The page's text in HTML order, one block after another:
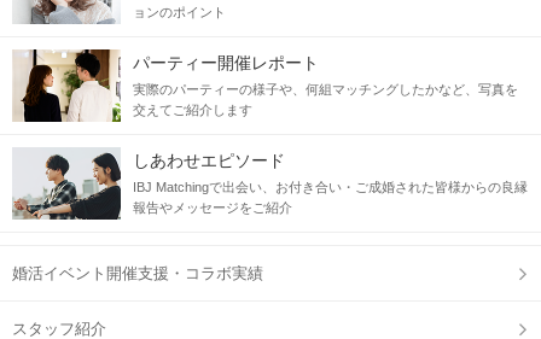
ョンのポイント
パーティー開催レポート
実際のパーティーの様子や、何組マッチングしたかなど、写真を
交えてご紹介します
しあわせエピソード
IBJ Matchingで出会い、お付き合い・ご成婚された皆様からの良縁
報告やメッセージをご紹介
婚活イベント開催支援・コラボ実績
スタッフ紹介